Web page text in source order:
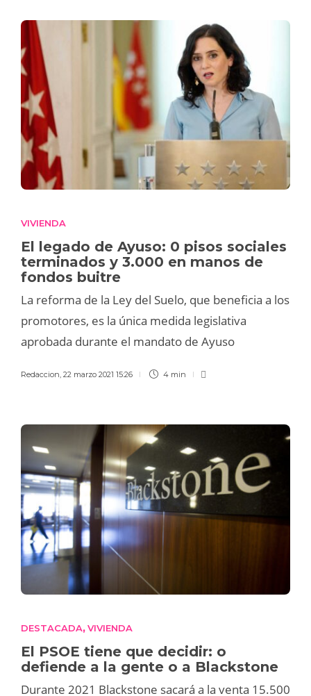
VIVIENDA
El legado de Ayuso: 0 pisos sociales
terminados y 3.000 en manos de
fondos buitre
La reforma de la Ley del Suelo, que beneficia a los
promotores, es la única medida legislativa
aprobada durante el mandato de Ayuso
Redaccion, 22 marzo 2021 15:26 4 min
DESTACADA, VIVIENDA
El PSOE tiene que decidir: o
defiende a la gente o a Blackstone
Durante 2021 Blackstone sacará a la venta 15.500